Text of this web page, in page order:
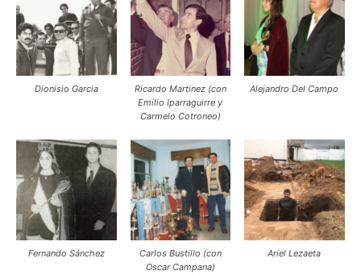
Dionisio Garcia
Ricardo Martinez (con
Emilio Iparraguirre y
Carmelo Cotroneo)
Alejandro Del Campo
Fernando Sánchez
Carlos Bustillo (con
Oscar Campana)
Ariel Lezaeta